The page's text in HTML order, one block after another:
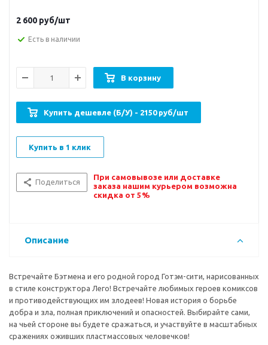
2 600 руб/шт
Есть в наличии
В корзину
Купить дешевле (Б/У) - 2150 руб/шт
Купить в 1 клик
Поделиться
При самовывозе или доставке
заказа нашим курьером возможна
скидка от 5%
Описание
Встречайте Бэтмена и его родной город Готэм-сити, нарисованных
в стиле конструктора Лего! Встречайте любимых героев комиксов
и противодействующих им злодеев! Новая история о борьбе
добра и зла, полная приключений и опасностей. Выбирайте сами,
на чьей стороне вы будете сражаться, и участвуйте в масштабных
сражениях оживших пластмассовых человечков!